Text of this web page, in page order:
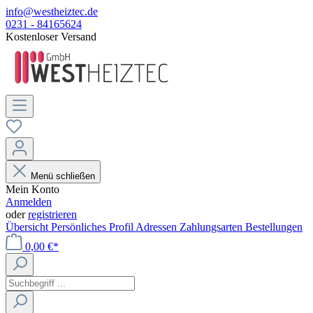
info@westheiztec.de
0231 - 84165624
Kostenloser Versand
Menü schließen
Mein Konto
Anmelden
oderregistrieren
Übersicht Persönliches Profil Adressen Zahlungsarten Bestellungen
0,00 €*